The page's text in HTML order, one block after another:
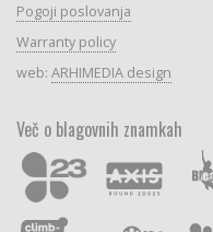
Pogoji poslovanja
Warranty policy
web: ARHIMEDIA design
Več o blagovnih znamkah